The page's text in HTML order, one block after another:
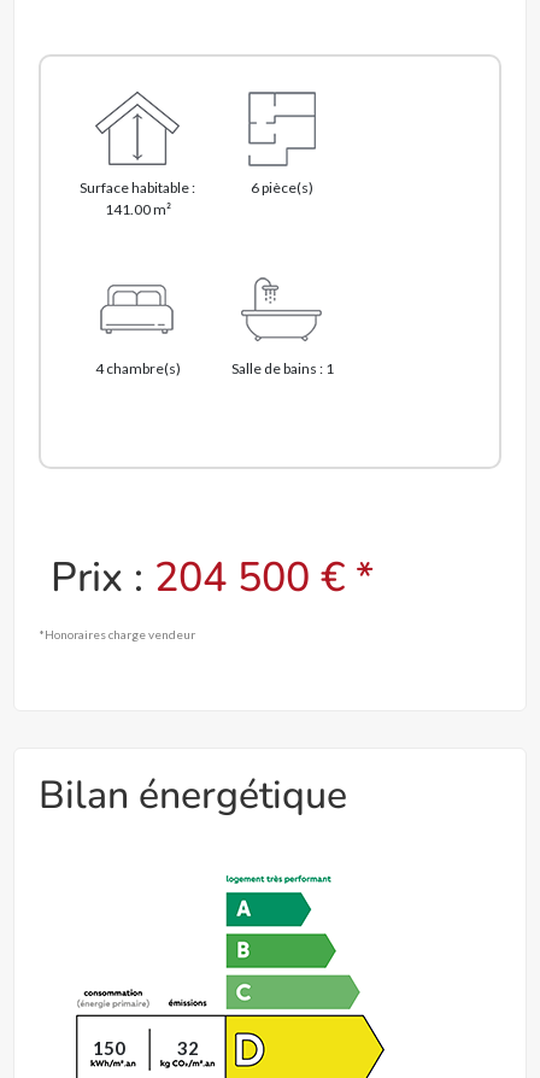
Surface habitable :
141.00 m²
6 pièce(s)
4 chambre(s) Salle de bains : 1
Prix : 204 500 € *
*Honoraires charge vendeur
Bilan énergétique
150 32